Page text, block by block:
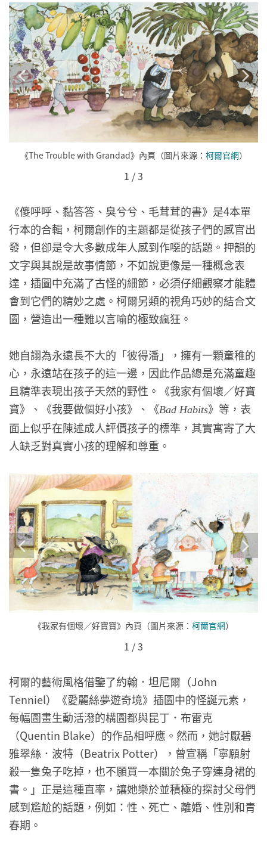
《The Trouble with Grandad》內頁（圖片來源： 柯爾官網）
1 /3
《傻呼呼、黏答答、臭兮兮、毛茸茸的書》是4本單
行本的合輯，柯爾創作的主題都是從孩子們的感官出
發，但卻是令大多數成年人感到作噁的話題。押韻的
文字與其說是故事情節，不如說更像是一種概念表
達，插圖中充滿了古怪的細節，必須仔細觀察才能體
會到它們的精妙之處。柯爾另類的視角巧妙的結合文
圖，營造出一種難以言喻的極致瘋狂。
她自詡為永遠長不大的「彼得潘」，擁有一顆童稚的
心，永遠站在孩子的這一邊，因此作品總是充滿童趣
且精準表現出孩子天然的野性。《我家有個壞／好寶
寶》、《我要做個好小孩》、《Bad Habits》等，表
面上似乎在陳述成人評價孩子的標準，其實寓寄了大
人缺乏對真實小孩的理解和尊重。
《我家有個壞／好寶寶》內頁（圖片來源： 柯爾官網）
1 /3
柯爾的藝術風格借鑒了約翰．坦尼爾（John
Tenniel）《愛麗絲夢遊奇境》插圖中的怪誕元素，
每幅圖畫生動活潑的構圖都與昆丁．布雷克
（Quentin Blake）的作品相呼應。然而，她討厭碧
雅翠絲．波特（Beatrix Potter），曾宣稱「寧願射
殺一隻兔子吃掉，也不願買一本關於兔子穿連身裙的
書。」正是這種直率，讓她樂於並積極的探討父母們
感到尷尬的話題，例如：性、死亡、離婚、性別和青
春期。